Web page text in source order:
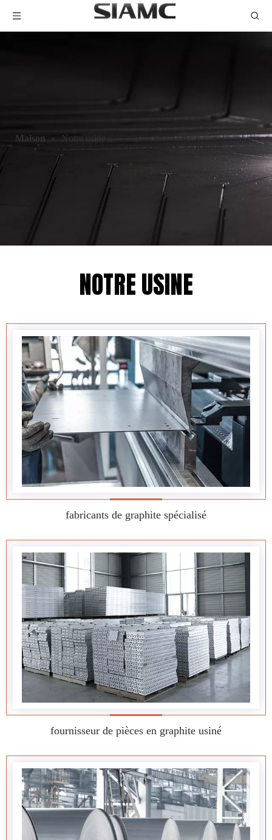
Maison » Notre usine
NOTRE USINE
fabricants de graphite spécialisé
fournisseur de pièces en graphite usiné